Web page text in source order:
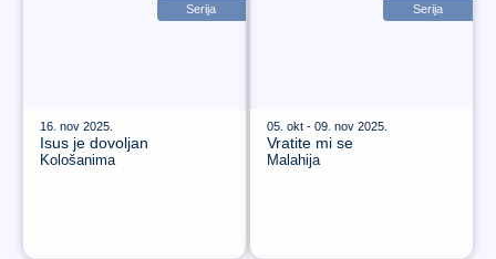
Serija
16. nov 2025.
Isus je dovoljan
Kološanima
Serija
05. okt - 09. nov 2025.
Vratite mi se
Malahija